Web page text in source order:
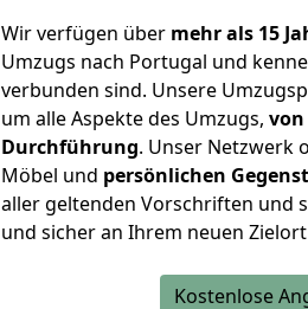
Wir verfügen über mehr als 15
Umzugs nach Portugal und
verbunden sind. Unsere
um alle Aspekte des Umzugs,
Durchführung. Unser Netzwerk
Möbel und persönlichen
aller geltenden Vorschriften und
und sicher an Ihrem neuen
Kostenlose